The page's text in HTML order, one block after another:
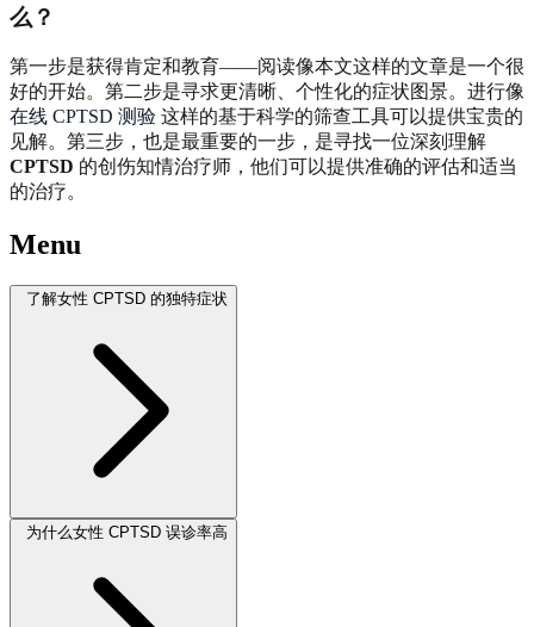
么？
第一步是获得肯定和教育——阅读像本文这样的文章是一个很
好的开始。第二步是寻求更清晰、个性化的症状图景。进行像
在线 CPTSD 测验 这样的基于科学的筛查工具可以提供宝贵的
见解。第三步，也是最重要的一步，是寻找一位深刻理解
CPTSD 的创伤知情治疗师，他们可以提供准确的评估和适当
的治疗。
Menu
了解女性 CPTSD 的独特症状
为什么女性 CPTSD 误诊率高